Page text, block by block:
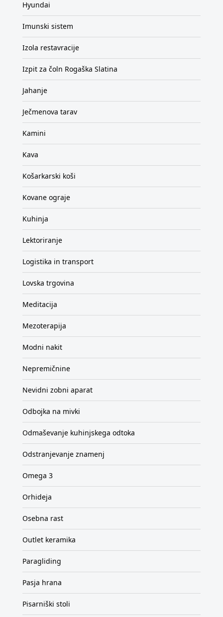
Hyundai
Imunski sistem
Izola restavracije
Izpit za čoln Rogaška Slatina
Jahanje
Ječmenova tarav
Kamini
Kava
Košarkarski koši
Kovane ograje
Kuhinja
Lektoriranje
Logistika in transport
Lovska trgovina
Meditacija
Mezoterapija
Modni nakit
Nepremičnine
Nevidni zobni aparat
Odbojka na mivki
Odmaševanje kuhinjskega odtoka
Odstranjevanje znamenj
Omega 3
Orhideja
Osebna rast
Outlet keramika
Paragliding
Pasja hrana
Pisarniški stoli